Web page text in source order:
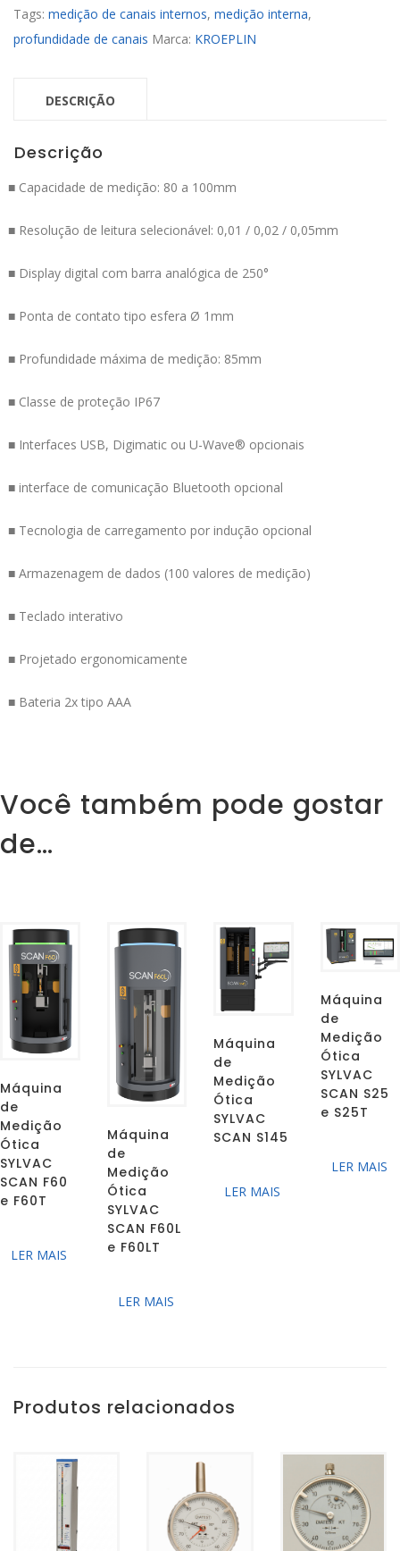
Tags: medição de canais internos, medição interna,
profundidade de canais Marca: KROEPLIN
DESCRIÇÃO
Descrição
■ Capacidade de medição: 80 a 100mm
■ Resolução de leitura selecionável: 0,01 / 0,02 / 0,05mm
■ Display digital com barra analógica de 250°
■ Ponta de contato tipo esfera Ø 1mm
■ Profundidade máxima de medição: 85mm
■ Classe de proteção IP67
■ Interfaces USB, Digimatic ou U-Wave® opcionais
■ interface de comunicação Bluetooth opcional
■ Tecnologia de carregamento por indução opcional
■ Armazenagem de dados (100 valores de medição)
■ Teclado interativo
■ Projetado ergonomicamente
■ Bateria 2x tipo AAA
Você também pode gostar
de…
Máquina
de
Medição
Ótica
SYLVAC
SCAN F60
e F60T
LER MAIS
Máquina
de
Medição
Ótica
SYLVAC
SCAN F60L
e F60LT
LER MAIS
Máquina
de
Medição
Ótica
SYLVAC
SCAN S145
LER MAIS
Máquina
de
Medição
Ótica
SYLVAC
SCAN S25
e S25T
LER MAIS
Produtos relacionados